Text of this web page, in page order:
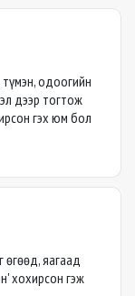
одоогийн
дээр тогтож
гэх юм бол
өгөөд, яагаад
хохирсон гэж